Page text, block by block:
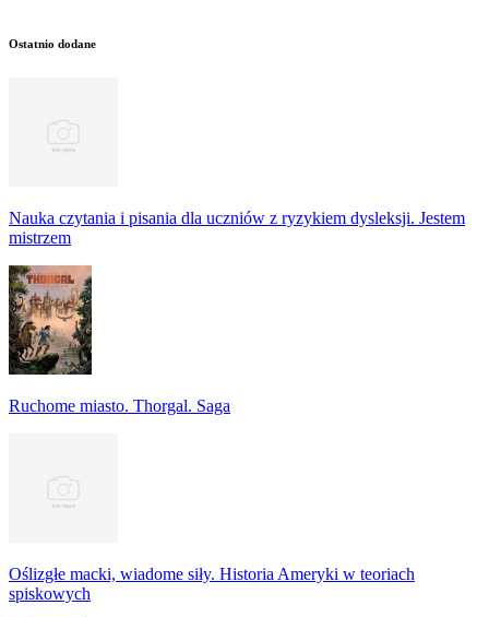
Ostatnio dodane
Nauka czytania i pisania dla uczniów z ryzykiem dysleksji. Jestem
mistrzem
Ruchome miasto. Thorgal. Saga
Oślizgłe macki, wiadome siły. Historia Ameryki w teoriach
spiskowych